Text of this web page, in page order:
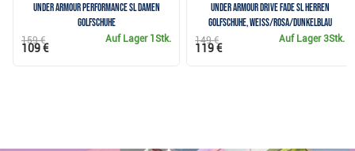
Under Armour Performance SL Damen
Golfschuhe
Auf Lager 1Stk.
159 €
109 €
Under Armour Drive Fade SL Herren
Golfschuhe, weiss/rosa/dunkelblau
Auf Lager3Stk.
149 €
119 €